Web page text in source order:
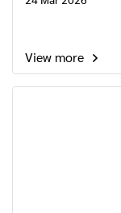
View more